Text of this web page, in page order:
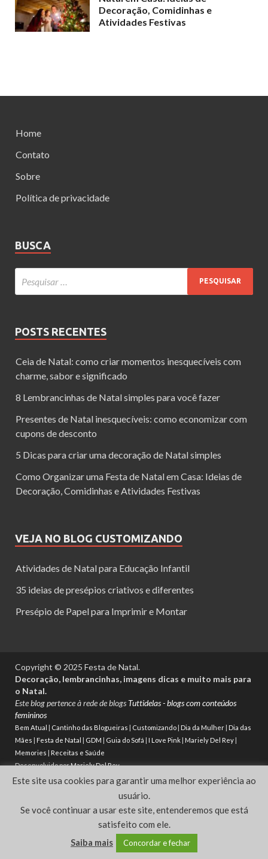
Decoração, Comidinhas e
Atividades Festivas
Home
Contato
Sobre
Política de privacidade
BUSCA
POSTS RECENTES
Ceia de Natal: como criar momentos inesquecíveis com
charme, sabor e significado
8 Lembrancinhas de Natal simples para você fazer
Presentes de Natal inesquecíveis: como economizar com
cupons de desconto
5 Dicas para criar uma decoração de Natal simples
Como Organizar uma Festa de Natal em Casa: Ideias de
Decoração, Comidinhas e Atividades Festivas
VEJA NO BLOG CUSTOMIZANDO
Atividades de Natal para Educação Infantil
35 ideias de presépios criativos e diferentes
Presépio de Papel para Imprimir e Montar
Copyright © 2025 Festa de Natal.
Decoração, lembrancinhas, imagens dicas e muito mais para
o Natal.
Este blog pertence à rede de blogs Tuttidelas - blogs com conteúdos
femininos
Bem Atual | Cantinho das Blogueiras | Customizando | Dia da Mulher | Dia das
Mães | Festa de Natal | GDM | Guia do Sofá | I Love Pink | Mariely Del Rey |
Memories | Receitas e Saúde
Desenvolvido porMariely Del Rey
Powered by WordPressandHitMag
Este site usa cookies para garantir uma melhor experiência ao
usuário.
Se você continuar a usar este site, entenderemos que está
satisfeito com ele.
Saiba mais
Concordar e fechar